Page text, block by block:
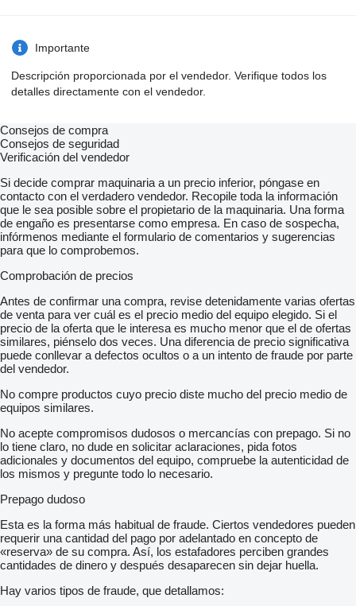
Importante
Descripción proporcionada por el vendedor. Verifique todos los
detalles directamente con el vendedor.
Consejos de compra
Consejos de seguridad
Verificación del vendedor
Si decide comprar maquinaria a un precio inferior, póngase en
contacto con el verdadero vendedor. Recopile toda la información
que le sea posible sobre el propietario de la maquinaria. Una forma
de engaño es presentarse como empresa. En caso de sospecha,
infórmenos mediante el formulario de comentarios y sugerencias
para que lo comprobemos.
Comprobación de precios
Antes de confirmar una compra, revise detenidamente varias ofertas
de venta para ver cuál es el precio medio del equipo elegido. Si el
precio de la oferta que le interesa es mucho menor que el de ofertas
similares, piénselo dos veces. Una diferencia de precio significativa
puede conllevar a defectos ocultos o a un intento de fraude por parte
del vendedor.
No compre productos cuyo precio diste mucho del precio medio de
equipos similares.
No acepte compromisos dudosos o mercancías con prepago. Si no
lo tiene claro, no dude en solicitar aclaraciones, pida fotos
adicionales y documentos del equipo, compruebe la autenticidad de
los mismos y pregunte todo lo necesario.
Prepago dudoso
Esta es la forma más habitual de fraude. Ciertos vendedores pueden
requerir una cantidad del pago por adelantado en concepto de
«reserva» de su compra. Así, los estafadores perciben grandes
cantidades de dinero y después desaparecen sin dejar huella.
Hay varios tipos de fraude, que detallamos: